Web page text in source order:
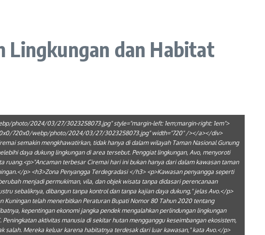
Lingkungan dan Habitat
photo/2024/03/27/3023258073.jpg" style="margin-left: 1em;margin-right: 1em">
720x0/webp/photo/2024/03/27/3023258073.jpg" width="720" /></a></div>
semakin mengkhawatirkan, tidak hanya di dalam wilayah Taman Nasional Gunung
daya dukung lingkungan di area tersebut. Penggiat lingkungan, Avo, menyoroti
terbesar Ciremai hari ini bukan hanya dari dalam kawasan taman
p> <h3>Zona Penyangga Terdegradasi </h3> <p>Kawasan penyangga seperti
menjadi permukiman, vila, dan objek wisata tanpa didasari perencanaan
sebaliknya, dibangun tanpa kontrol dan tanpa kajian daya dukung," jelas Avo.</p>
telah menerbitkan Peraturan Bupati Nomor 80 Tahun 2020 tentang
kepentingan ekonomi jangka pendek mengalahkan perlindungan lingkungan
aktivitas manusia di sekitar hutan mengganggu keseimbangan ekosistem,
Mereka keluar karena habitatnya terdesak dari luar kawasan," kata Avo.</p>